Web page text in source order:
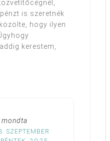
is szeretnék
hogy ilyen
kerestem,
mondta
SZEPTEMBER